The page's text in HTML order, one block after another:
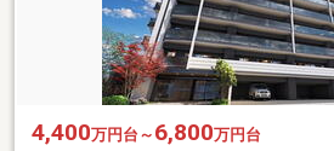
4,400万円台～ 6,800万円台